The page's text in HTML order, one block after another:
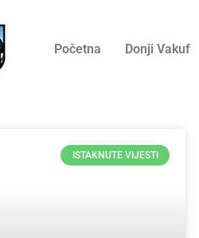
Početna Donji Vakuf
ISTAKNUTE VIJESTI